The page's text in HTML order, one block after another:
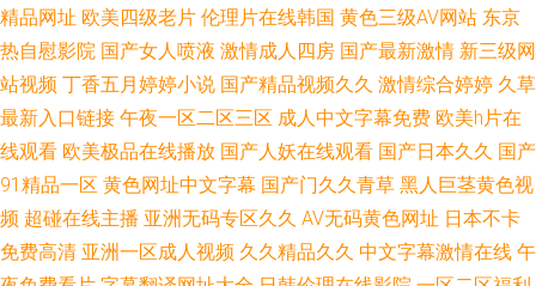
精品网址 欧美四级老片 伦理片在线韩国 黄色三级AV网站 东京
热自慰影院 国产女人喷液 激情成人四房 国产最新激情 新三级网
站视频 丁香五月婷婷小说 国产精品视频久久 激情综合婷婷 久草
最新入口链接 午夜一区二区三区 成人中文字幕免费 欧美h片在
线观看 欧美极品在线播放 国产人妖在线观看 国产日本久久 国产
91精品一区 黄色网址中文字幕 国产门久久青草 黑人巨茎黄色视
频 超碰在线主播 亚洲无码专区久久 AV无码黄色网址 日本不卡
免费高清 亚洲一区成人视频 久久精品久久 中文字幕激情在线 午